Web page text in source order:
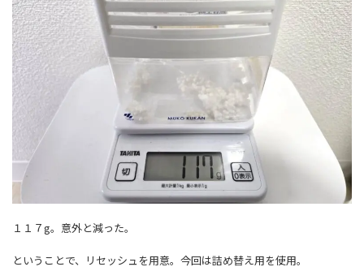
１１７g。意外と減った。
ということで、リセッシュを用意。今回は詰め替え用を使用。